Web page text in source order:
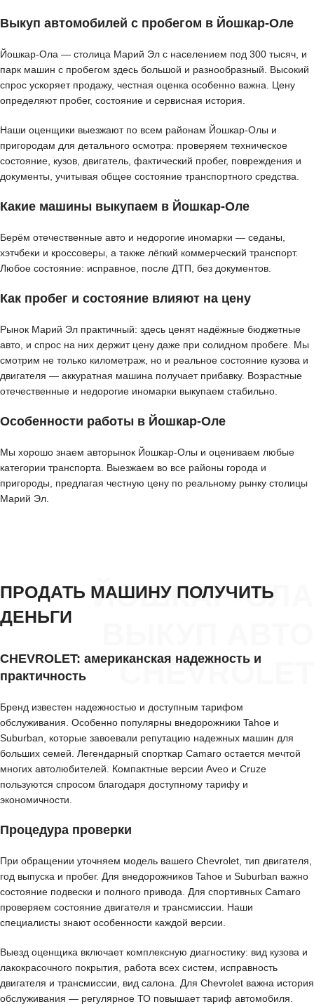
Выкуп автомобилей с пробегом в Йошкар-Оле
Йошкар-Ола — столица Марий Эл с населением под 300 тысяч, и
парк машин с пробегом здесь большой и разнообразный. Высокий
спрос ускоряет продажу, честная оценка особенно важна. Цену
определяют пробег, состояние и сервисная история.
Наши оценщики выезжают по всем районам Йошкар-Олы и
пригородам для детального осмотра: проверяем техническое
состояние, кузов, двигатель, фактический пробег, повреждения и
документы, учитывая общее состояние транспортного средства.
Какие машины выкупаем в Йошкар-Оле
Берём отечественные авто и недорогие иномарки — седаны,
хэтчбеки и кроссоверы, а также лёгкий коммерческий транспорт.
Любое состояние: исправное, после ДТП, без документов.
Как пробег и состояние влияют на цену
Рынок Марий Эл практичный: здесь ценят надёжные бюджетные
авто, и спрос на них держит цену даже при солидном пробеге. Мы
смотрим не только километраж, но и реальное состояние кузова и
двигателя — аккуратная машина получает прибавку. Возрастные
отечественные и недорогие иномарки выкупаем стабильно.
Особенности работы в Йошкар-Оле
Мы хорошо знаем авторынок Йошкар-Олы и оцениваем любые
категории транспорта. Выезжаем во все районы города и
пригороды, предлагая честную цену по реальному рынку столицы
Марий Эл.
ЙОШКАР-ОЛА
CHEVROLET
ПРОДАТЬ МАШИНУ ПОЛУЧИТЬ
ДЕНЬГИ
CHEVROLET: американская надежность и
практичность
Бренд известен надежностью и доступным тарифом
обслуживания. Особенно популярны внедорожники Tahoe и
Suburban, которые завоевали репутацию надежных машин для
больших семей. Легендарный спорткар Camaro остается мечтой
многих автолюбителей. Компактные версии Aveo и Cruze
пользуются спросом благодаря доступному тарифу и
экономичности.
Процедура проверки
При обращении уточняем модель вашего Chevrolet, тип двигателя,
год выпуска и пробег. Для внедорожников Tahoe и Suburban важно
состояние подвески и полного привода. Для спортивных Camaro
проверяем состояние двигателя и трансмиссии. Наши
специалисты знают особенности каждой версии.
Выезд оценщика включает комплексную диагностику: вид кузова и
лакокрасочного покрытия, работа всех систем, исправность
двигателя и трансмиссии, вид салона. Для Chevrolet важна история
обслуживания — регулярное ТО повышает тариф автомобиля.